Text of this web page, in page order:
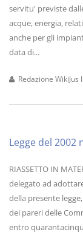
servitu' previste
acque, energia,
anche per gli
data di...
Redazione WikiJus I
Legge del 2002
RIASSETTO IN
delegato ad
della presente
dei pareri delle
entro